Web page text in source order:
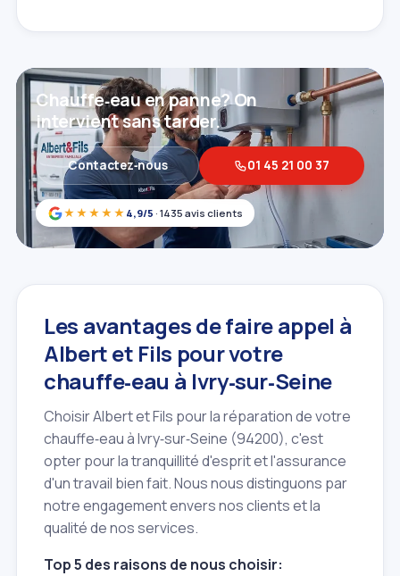
★★★★★ 4,9/5 · 1435 avis clients
Chauffe‑eau en panne? On
intervient sans tarder.
Contactez‑nous 01 45 21 00 37
Les avantages de faire appel à
Albert et Fils pour votre
chauffe‑eau à Ivry‑sur‑Seine
Choisir Albert et Fils pour la réparation de votre
chauffe‑eau à Ivry‑sur‑Seine (94200), c'est
opter pour la tranquillité d'esprit et l'assurance
d'un travail bien fait. Nous nous distinguons par
notre engagement envers nos clients et la
qualité de nos services.
Top 5 des raisons de nous choisir: